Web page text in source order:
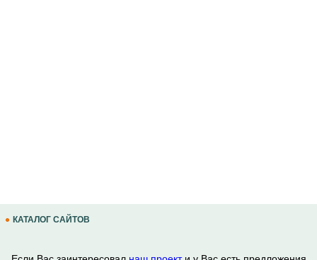
КАТАЛОГ САЙТОВ